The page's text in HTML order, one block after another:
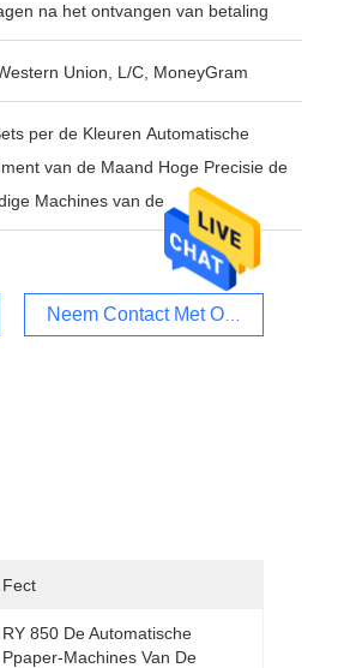
na het ontvangen van betaling
Union, L/C, MoneyGram
per de Kleuren Automatische
van de Maand Hoge Precisie de
Machines van de
Neem Contact Met Ons Op
Fect
RY 850 De Automatische
Ppaper-Machines Van De